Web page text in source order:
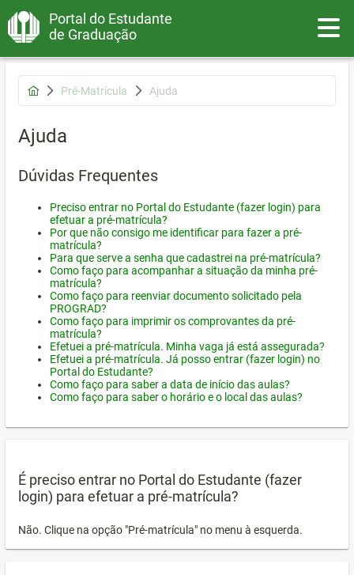
Portal do Estudante
de Graduação
Pré-Matrícula Ajuda
Ajuda
Dúvidas Frequentes
Preciso entrar no Portal do Estudante (fazer login) para
efetuar a pré-matrícula?
Por que não consigo me identificar para fazer a pré-
matrícula?
Para que serve a senha que cadastrei na pré-matrícula?
Como faço para acompanhar a situação da minha pré-
matrícula?
Como faço para reenviar documento solicitado pela
PROGRAD?
Como faço para imprimir os comprovantes da pré-
matrícula?
Efetuei a pré-matrícula. Minha vaga já está assegurada?
Efetuei a pré-matrícula. Já posso entrar (fazer login) no
Portal do Estudante?
Como faço para saber a data de início das aulas?
Como faço para saber o horário e o local das aulas?
É preciso entrar no Portal do Estudante (fazer
login) para efetuar a pré-matrícula?
Não. Clique na opção "Pré-matrícula" no menu à esquerda.